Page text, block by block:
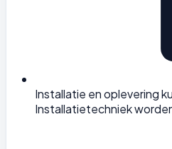
Installatie en oplevering
Installatietechniek